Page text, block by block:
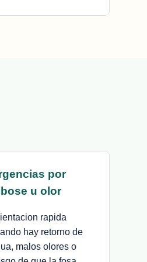
por
u olor
rapida
hay retorno de
malos olores o